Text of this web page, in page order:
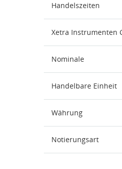
Handelszeiten
Xetra Instrumenten
Nominale
Handelbare Einheit
Währung
Notierungsart